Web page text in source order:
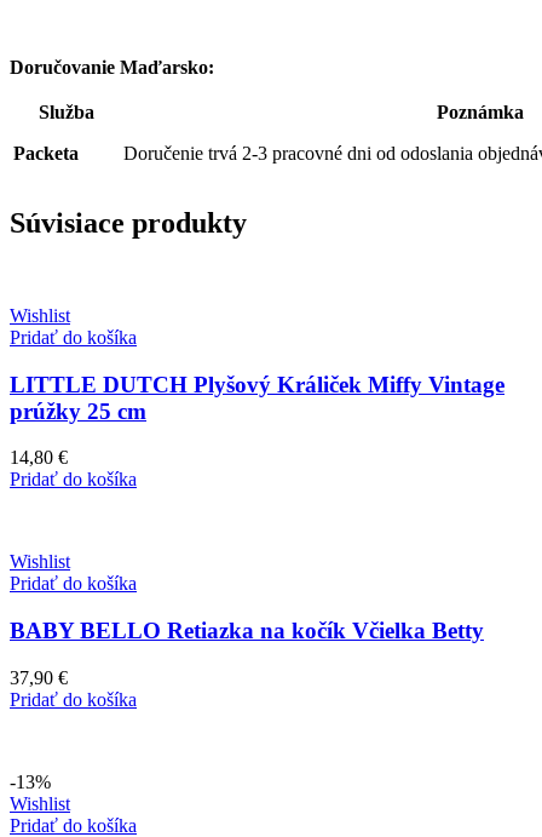
Doručovanie Maďarsko:
Služba
Poznámka
Packeta
Doručenie trvá 2-3 pracovné dni od odoslania
Súvisiace produkty
Wishlist
Pridať do košíka
LITTLE DUTCH Plyšový Králiček Miffy Vintage
prúžky 25 cm
14,80 €
Pridať do košíka
Wishlist
Pridať do košíka
BABY BELLO Retiazka na kočík Včielka Betty
37,90 €
Pridať do košíka
-13%
Wishlist
Pridať do košíka